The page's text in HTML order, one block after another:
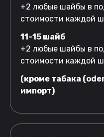
+2 любые шайбы в
стоимости каждой
11-15 шайб
+2 любые шайбы в
стоимости каждой
(кроме табака
импорт)